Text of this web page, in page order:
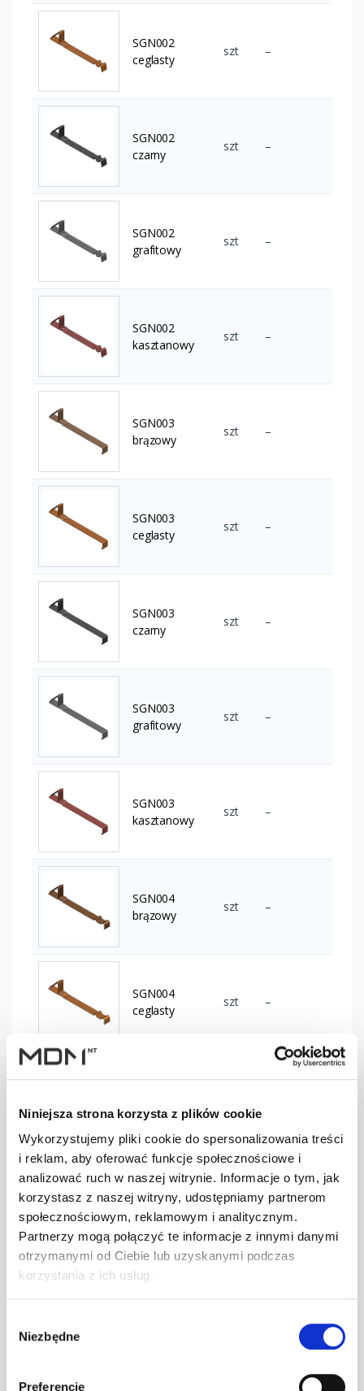
Niniejsza strona korzysta z plików cookie
Wykorzystujemy pliki cookie do spersonalizowania treści
i reklam, aby oferować funkcje społecznościowe i
analizować ruch w naszej witrynie. Informacje o tym, jak
korzystasz z naszej witryny, udostępniamy partnerom
społecznościowym, reklamowym i analitycznym.
Partnerzy mogą połączyć te informacje z innymi danymi
otrzymanymi od Ciebie lub uzyskanymi podczas
korzystania z ich usług.
zgody
Niezbędne
Preferencje
SGN002
ceglasty
szt –
SGN002
czarny
szt –
SGN002
grafitowy
szt –
SGN002
kasztanowy
szt –
SGN003
brązowy
szt –
SGN003
ceglasty
szt –
SGN003
czarny
szt –
SGN003
grafitowy
szt –
SGN003
kasztanowy
szt –
SGN004
brązowy
szt –
SGN004
ceglasty
szt –
SGN004
grafitowy
szt
SGN004